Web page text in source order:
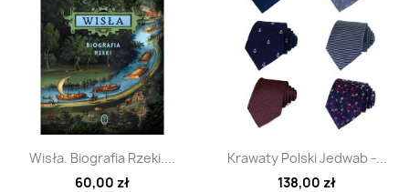
Szybki podgląd
Wisła. Biografia Rzeki....
60,00 zł
Szybki podgląd
Krawaty Polski Jedwab -...
138,00 zł